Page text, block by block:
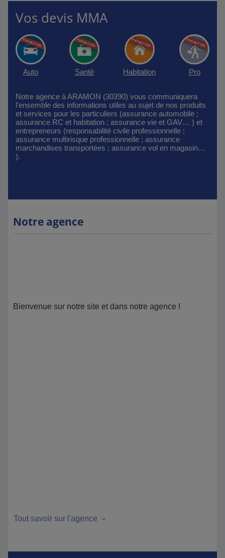
Vos devis MMA
Auto Santé Habitation Pro
Notre agence à ARAMON (30390) vous communiquera
l'ensemble des informations utiles au sujet de nos produits
et services pour les particuliers (assurance automobile ;
assurance RC et habitation ; assurance vie et GAV… ) et
entrepreneurs (responsabilité civile professionnelle ;
assurance multirisque professionnelle ; assurance
marchandises transportées ; assurance vol en magasin…
).
Notre agence
Bienvenue sur notre site et dans notre agence !
Tout savoir sur l'agence